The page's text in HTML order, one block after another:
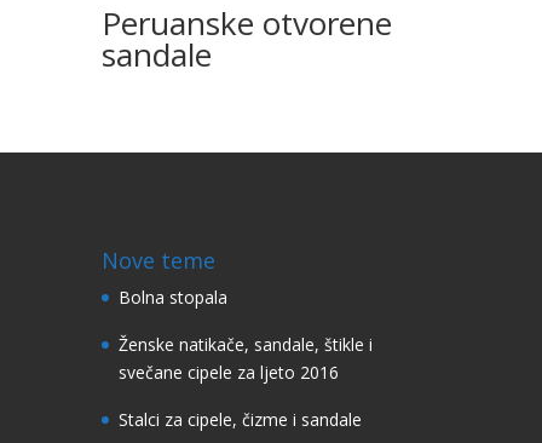
Peruanske otvorene
sandale
Nove teme
Bolna stopala
Ženske natikače, sandale, štikle i
svečane cipele za ljeto 2016
Stalci za cipele, čizme i sandale